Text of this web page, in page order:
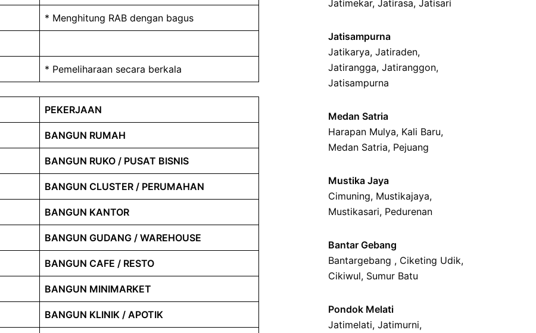
* Menghitung RAB dengan bagus
* Pemeliharaan secara berkala
PEKERJAAN
BANGUN RUMAH
BANGUN RUKO / PUSAT BISNIS
BANGUN CLUSTER / PERUMAHAN
BANGUN KANTOR
BANGUN GUDANG / WAREHOUSE
BANGUN CAFE / RESTO
BANGUN MINIMARKET
BANGUN KLINIK / APOTIK
Jatimekar, Jatirasa, Jatisari
Jatisampurna
Jatikarya, Jatiraden,
Jatirangga, Jatiranggon,
Jatisampurna
Medan Satria
Harapan Mulya, Kali Baru,
Medan Satria, Pejuang
Mustika Jaya
Cimuning, Mustikajaya,
Mustikasari, Pedurenan
Bantar Gebang
Bantargebang , Ciketing Udik,
Cikiwul, Sumur Batu
Pondok Melati
Jatimelati, Jatimurni,